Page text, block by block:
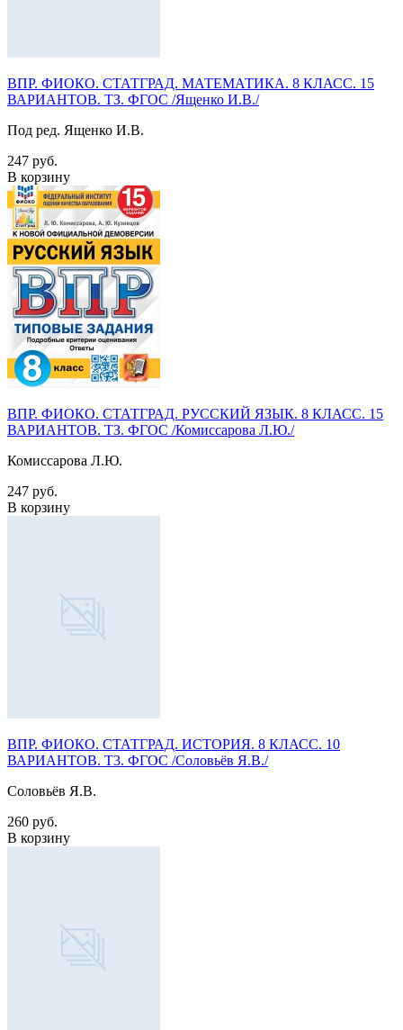
ВПР. ФИОКО. СТАТГРАД. МАТЕМАТИКА. 8 КЛАСС. 15
ВАРИАНТОВ. ТЗ. ФГОС /Ященко И.В./
Под ред. Ященко И.В.
247 руб.
В корзину
ВПР. ФИОКО. СТАТГРАД. РУССКИЙ ЯЗЫК. 8 КЛАСС. 15
ВАРИАНТОВ. ТЗ. ФГОС /Комиссарова Л.Ю./
Комиссарова Л.Ю.
247 руб.
В корзину
ВПР. ФИОКО. СТАТГРАД. ИСТОРИЯ. 8 КЛАСС. 10
ВАРИАНТОВ. Т3. ФГОС /Соловьёв Я.В./
Соловьёв Я.В.
260 руб.
В корзину